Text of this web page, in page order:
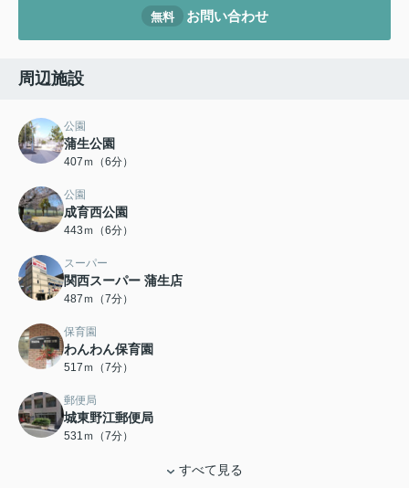
無料 お問い合わせ
周辺施設
公園
蒲生公園
407ｍ（6分）
公園
成育西公園
443ｍ（6分）
スーパー
関西スーパー 蒲生店
487ｍ（7分）
保育園
わんわん保育園
517ｍ（7分）
郵便局
城東野江郵便局
531ｍ（7分）
すべて見る